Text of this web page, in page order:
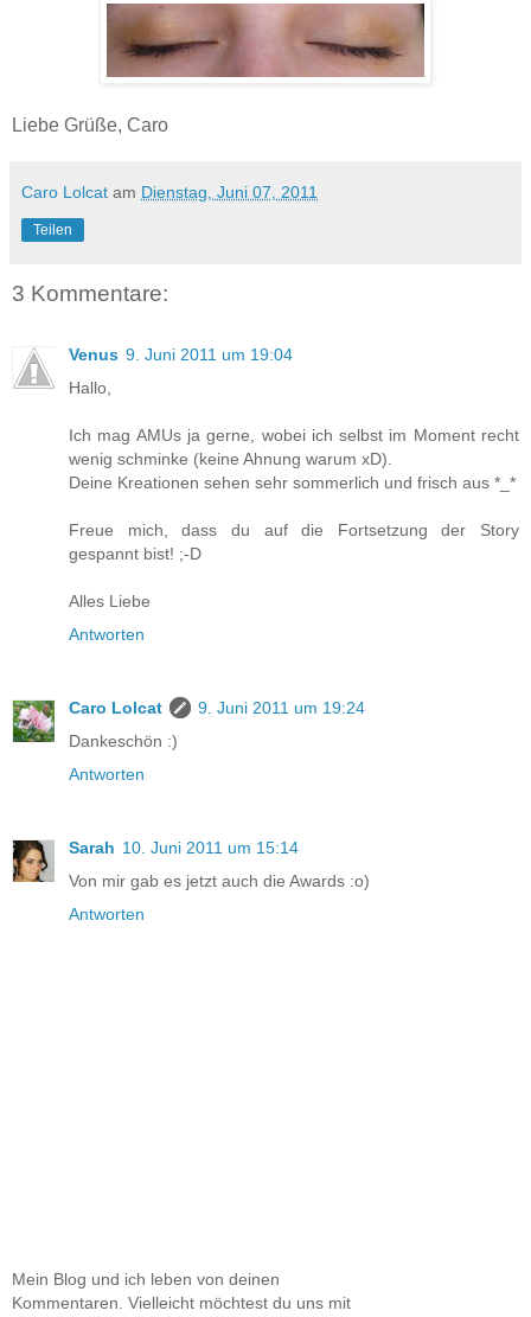
Liebe Grüße, Caro
Caro Lolcat am Dienstag, Juni 07, 2011
Teilen
3 Kommentare:
Venus 9. Juni 2011 um 19:04
Hallo,
Ich mag AMUs ja gerne, wobei ich selbst im Moment recht
wenig schminke (keine Ahnung warum xD).
Deine Kreationen sehen sehr sommerlich und frisch aus *_*
Freue mich, dass du auf die Fortsetzung der Story
gespannt bist! ;-D
Alles Liebe
Antworten
Caro Lolcat
9. Juni 2011 um 19:24
Dankeschön :)
Antworten
Sarah 10. Juni 2011 um 15:14
Von mir gab es jetzt auch die Awards :o)
Antworten
Mein Blog und ich leben von deinen
Kommentaren. Vielleicht möchtest du uns mit